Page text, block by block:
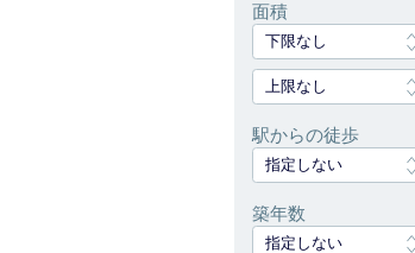
面積
下限なし
上限なし
駅からの徒歩
指定しない
築年数
指定しない